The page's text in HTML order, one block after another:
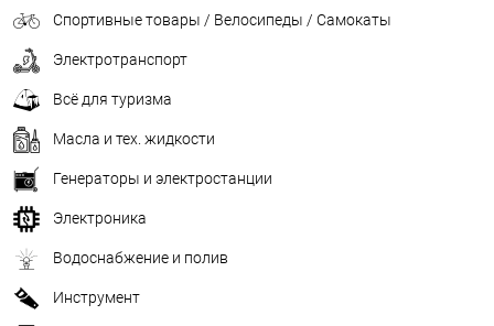
Спортивные товары / Велосипеды / Самокаты
Электротранспорт
Всё для туризма
Масла и тех. жидкости
Генераторы и электростанции
Электроника
Водоснабжение и полив
Инструмент